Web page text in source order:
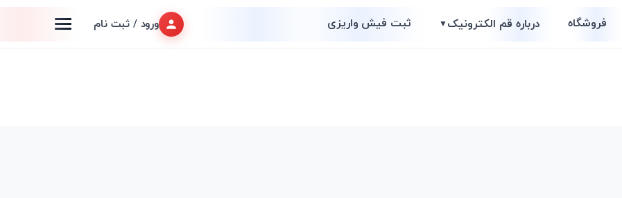
فروشگاه درباره قم الکترونیک▼ ثبت فیش واریزی ورود / ثبت نام